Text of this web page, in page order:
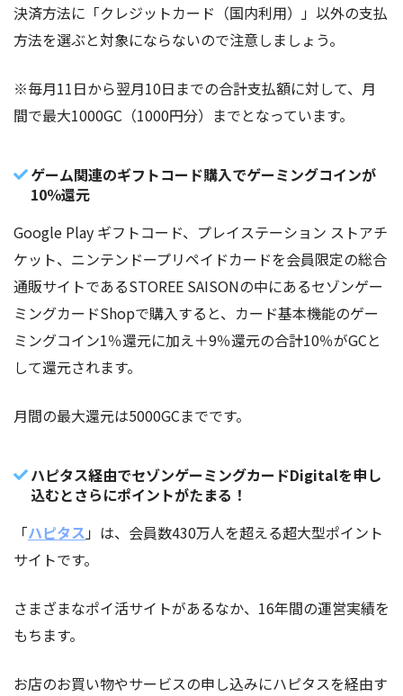
決済方法に「クレジットカード（国内利用）」以外の支払
方法を選ぶと対象にならないので注意しましょう。
※毎月11日から翌月10日までの合計支払額に対して、月
間で最大1000GC（1000円分）までとなっています。
ゲーム関連のギフトコード購入でゲーミングコインが
10％還元
Google Play ギフトコード、プレイステーション ストアチ
ケット、ニンテンドープリペイドカードを会員限定の総合
通販サイトであるSTOREE SAISONの中にあるセゾンゲー
ミングカードShopで購入すると、カード基本機能のゲー
ミングコイン1％還元に加え＋9％還元の合計10％がGCと
して還元されます。
月間の最大還元は5000GCまでです。
ハピタス経由でセゾンゲーミングカードDigitalを申し
込むとさらにポイントがたまる！
「ハピタス」は、会員数430万人を超える超大型ポイント
サイトです。
さまざまなポイ活サイトがあるなか、16年間の運営実績を
もちます。
お店のお買い物やサービスの申し込みにハピタスを経由す